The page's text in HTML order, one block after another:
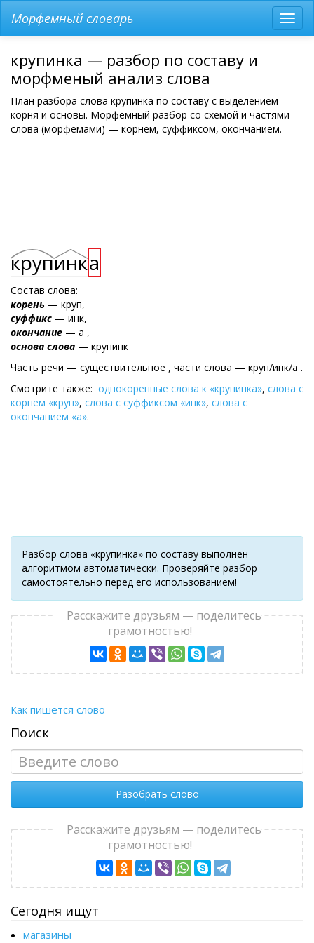
меню
Морфемный словарь
крупинка — разбор по составу и
морфменый анализ слова
План разбора слова крупинка по составу с выделением
корня и основы. Морфемный разбор со схемой и частями
слова (морфемами) — корнем, суффиксом, окончанием.
крупинка
Состав слова:
корень — круп,
суффикс — инк,
окончание — а ,
основа слова — крупинк
Часть речи — существительное , части слова — круп/инк/а .
Смотрите также: однокоренные слова к «крупинка», слова с
корнем «круп», слова с суффиксом «инк», слова с
окончанием «а».
Разбор слова «крупинка» по составу выполнен
алгоритмом автоматически. Проверяйте разбор
самостоятельно перед его использованием!
Расскажите друзьям — поделитесь
грамотностью!
Как пишется слово
Поиск
Разобрать слово
Расскажите друзьям — поделитесь
грамотностью!
Сегодня ищут
магазины